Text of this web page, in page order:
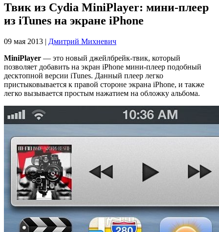
Твик из Cydia MiniPlayer: мини-плеер
из iTunes на экране iPhone
09 мая 2013 | Дмитрий Михневич
MiniPlayer — это новый джейлбрейк-твик, который
позволяет добавить на экран iPhone мини-плеер подобный
десктопной версии iTunes. Данный плеер легко
пристыковывается к правой стороне экрана iPhone, и также
легко вызывается простым нажатием на обложку альбома.